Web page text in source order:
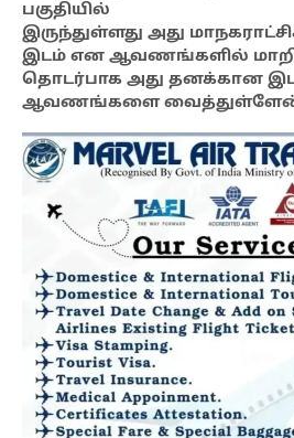
பகுதியில்
இருந்துள்ளது அது
இடம் என ஆவணங்களில் மாறி
தொடர்பாக அது தனக்கான
ஆவணங்களை